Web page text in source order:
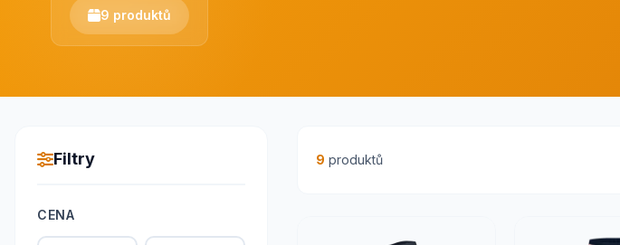
9 produktů
Filtry
CENA
9 produktů